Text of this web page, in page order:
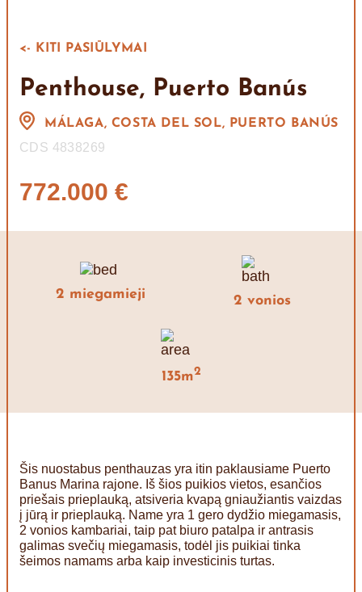
<- KITI PASIŪLYMAI
Penthouse, Puerto Banús
MÁLAGA, COSTA DEL SOL, PUERTO BANÚS
CDS 4838269
772.000 €
2 miegamieji 2 vonios
135m2
Šis nuostabus penthauzas yra itin paklausiame Puerto
Banus Marina rajone. Iš šios puikios vietos, esančios
priešais prieplauką, atsiveria kvapą gniaužiantis vaizdas
į jūrą ir prieplauką. Name yra 1 gero dydžio miegamasis,
2 vonios kambariai, taip pat biuro patalpa ir antrasis
galimas svečių miegamasis, todėl jis puikiai tinka
šeimos namams arba kaip investicinis turtas.